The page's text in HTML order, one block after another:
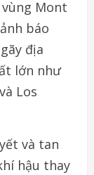
Mont
báo
địa
lớn như
Los
và tan
hậu thay